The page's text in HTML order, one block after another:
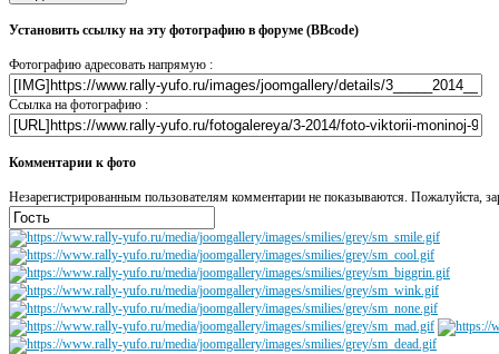
Установить ссылку на эту фотографию в форуме (BBcode)
Фотографию адресовать напрямую :
Ссылка на фотографию :
Комментарии к фото
Незарегистрированным пользователям комментарии не показываются. Пожалуйста,